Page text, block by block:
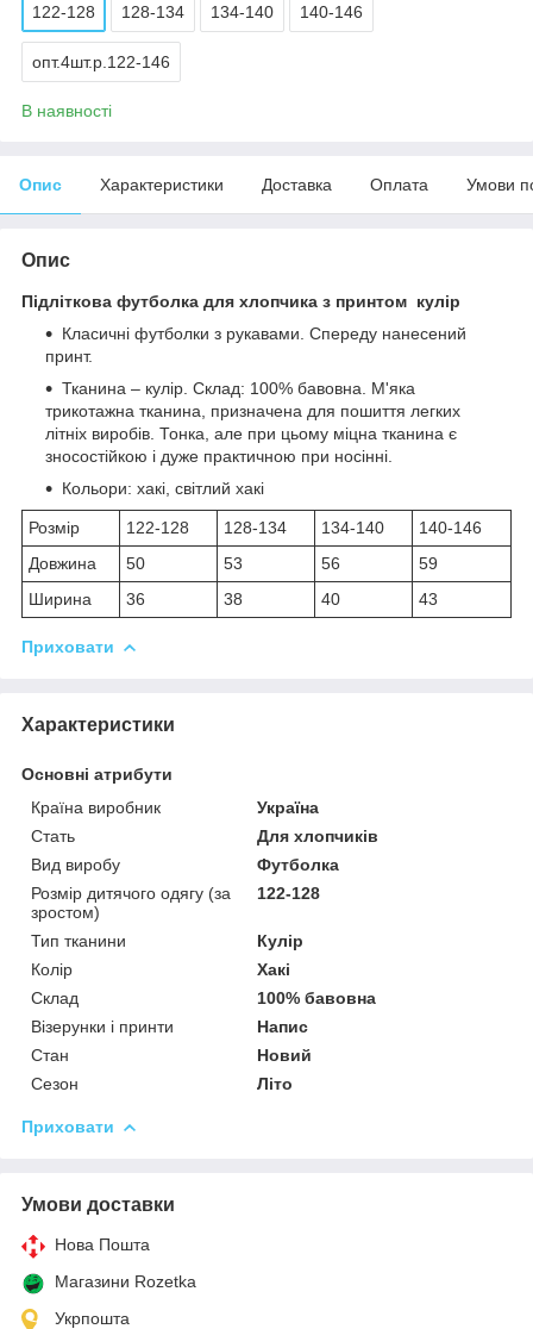
122-128 128-134 134-140 140-146
опт.4шт.р.122-146
В наявності
Опис Характеристики Доставка Оплата Умови
Опис
Підліткова футболка для хлопчика з принтом кулір
Класичні футболки з рукавами. Спереду нанесений
принт.
Тканина – кулір. Склад: 100% бавовна. М'яка
трикотажна тканина, призначена для пошиття легких
літніх виробів. Тонка, але при цьому міцна тканина є
зносостійкою і дуже практичною при носінні.
Кольори: хакі, світлий хакі
Розмір 122-128 128-134 134-140
140-146
Довжина
50 53 56
59
Ширина
36 38 40 43
Приховати
Характеристики
Основні атрибути
Країна виробник
Україна
Стать
Для хлопчиків
Вид виробу
Футболка
Розмір дитячого одягу (за
зростом)
122-128
Тип тканини
Кулір
Колір
Хакі
Склад
100% бавовна
Візерунки і принти
Напис
Стан
Новий
Сезон
Літо
Приховати
Умови доставки
Нова Пошта
Магазини Rozetka
Укрпошта